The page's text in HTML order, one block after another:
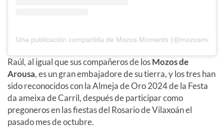
Una publicación compartida de Mozos Moments
Raúl, al igual que sus compañeros de losMozos de
Arousa, es un gran embajadore de su tierra, y los tres han
sido reconocidos con la Almeja de Oro 2024 de la Festa
da ameixa de Carril, después de participar como
pregoneros en las fiestas del Rosario de Vilaxoán el
pasado mes de octubre.